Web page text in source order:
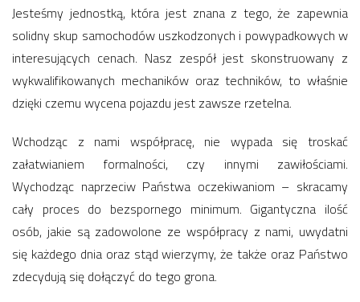
Jesteśmy jednostką, która jest znana z tego, że zapewnia
solidny skup samochodów uszkodzonych i powypadkowych w
interesujących cenach. Nasz zespół jest skonstruowany z
wykwalifikowanych mechaników oraz techników, to właśnie
dzięki czemu wycena pojazdu jest zawsze rzetelna.
Wchodząc z nami współpracę, nie wypada się troskać
załatwianiem formalności, czy innymi zawiłościami.
Wychodząc naprzeciw Państwa oczekiwaniom – skracamy
cały proces do bezspornego minimum. Gigantyczna ilość
osób, jakie są zadowolone ze współpracy z nami, uwydatni
się każdego dnia oraz stąd wierzymy, że także oraz Państwo
zdecydują się dołączyć do tego grona.